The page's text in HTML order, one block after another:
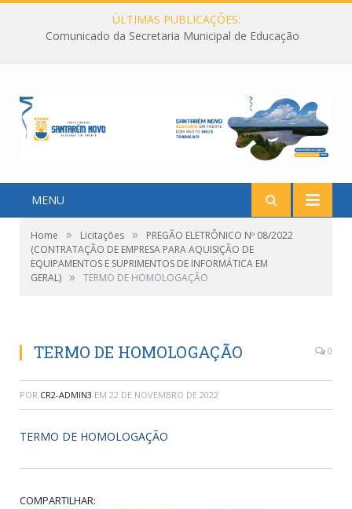
ÚLTIMAS PUBLICAÇÕES:
Comunicado da Secretaria Municipal de Educação
MENU
Home » Licitações »
PREGÃO ELETRÔNICO Nº 08/2022
(CONTRATAÇÃO DE EMPRESA PARA AQUISIÇÃO DE
EQUIPAMENTOS E SUPRIMENTOS DE INFORMÁTICA EM
GERAL) » TERMO DE HOMOLOGAÇÃO
TERMO DE HOMOLOGAÇÃO 0
POR CR2-ADMIN3 EM 22 DE NOVEMBRO DE 2022
TERMO DE HOMOLOGAÇÃO
COMPARTILHAR: